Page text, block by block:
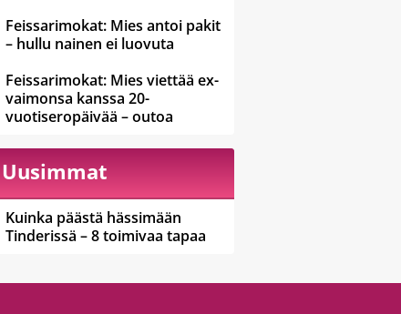
Feissarimokat: Mies antoi pakit
– hullu nainen ei luovuta
Feissarimokat: Mies viettää ex-
vaimonsa kanssa 20-
vuotiseropäivää – outoa
Uusimmat
Kuinka päästä hässimään
Tinderissä – 8 toimivaa tapaa